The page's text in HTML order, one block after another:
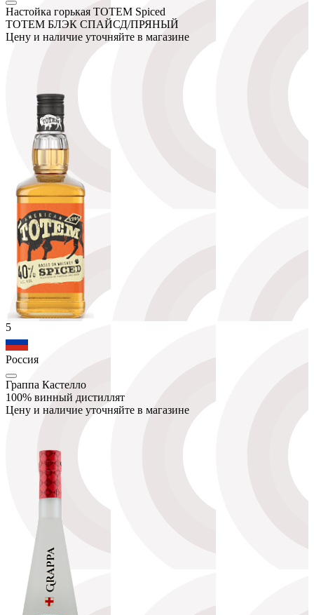
Настойка горькая ТОТЕМ Spiced
ТОТЕМ БЛЭК СПАЙСД/ПРЯНЫЙ
Цену и наличие уточняйте в магазине
5
Россия
Граппа Кастелло
100% винный дистиллят
Цену и наличие уточняйте в магазине